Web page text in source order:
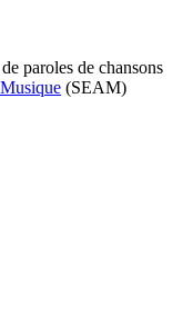
paroles de chansons
(SEAM)